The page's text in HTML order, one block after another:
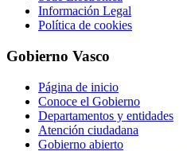
Información Legal
Política de cookies
Gobierno Vasco
Página de inicio
Conoce el Gobierno
Departamentos y entidades
Atención ciudadana
Gobierno abierto